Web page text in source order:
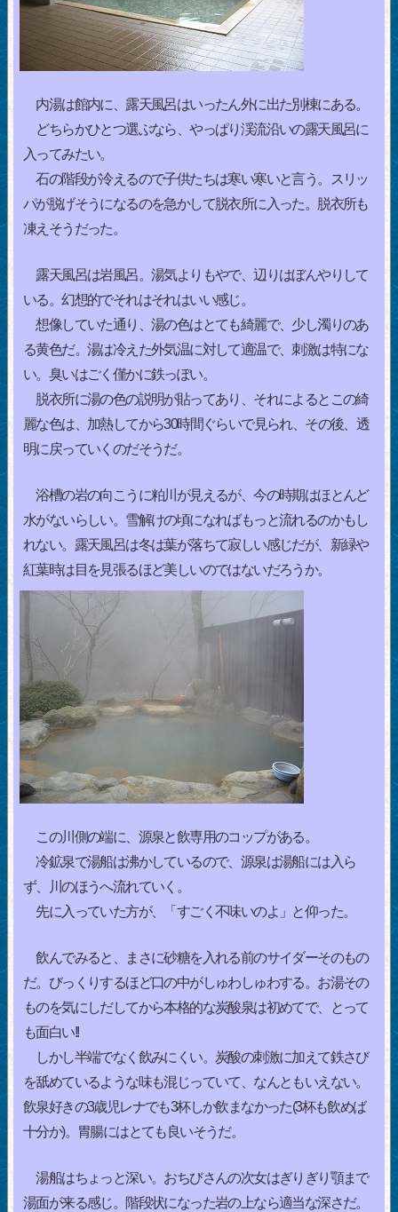
内湯は館内に、露天風呂はいったん外に出た別棟にある。
どちらかひとつ選ぶなら、やっぱり渓流沿いの露天風呂に
入ってみたい。
石の階段が冷えるので子供たちは寒い寒いと言う。スリッ
パが脱げそうになるのを急かして脱衣所に入った。脱衣所も
凍えそうだった。
露天風呂は岩風呂。湯気よりもやで、辺りはぼんやりして
いる。幻想的でそれはそれはいい感じ。
想像していた通り、湯の色はとても綺麗で、少し濁りのあ
る黄色だ。湯は冷えた外気温に対して適温で、刺激は特にな
い。臭いはごく僅かに鉄っぽい。
脱衣所に湯の色の説明が貼ってあり、それによるとこの綺
麗な色は、加熱してから30時間ぐらいで見られ、その後、透
明に戻っていくのだそうだ。
浴槽の岩の向こうに粕川が見えるが、今の時期はほとんど
水がないらしい。雪解けの頃になればもっと流れるのかもし
れない。露天風呂は冬は葉が落ちて寂しい感じだが、新緑や
紅葉時は目を見張るほど美しいのではないだろうか。
この川側の端に、源泉と飲専用のコップがある。
冷鉱泉で湯船は沸かしているので、源泉は湯船には入ら
ず、川のほうへ流れていく。
先に入っていた方が、「すごく不味いのよ」と仰った。
飲んでみると、まさに砂糖を入れる前のサイダーそのもの
だ。びっくりするほど口の中がしゅわしゅわする。お湯その
ものを気にしだしてから本格的な炭酸泉は初めてで、とって
も面白い!!
しかし半端でなく飲みにくい。炭酸の刺激に加えて鉄さび
を舐めているような味も混じっていて、なんともいえない。
飲泉好きの3歳児レナでも3杯しか飲まなかった(3杯も飲めば
十分か)。胃腸にはとても良いそうだ。
湯船はちょっと深い。おちびさんの次女はぎりぎり顎まで
湯面が来る感じ。階段状になった岩の上なら適当な深さだ。